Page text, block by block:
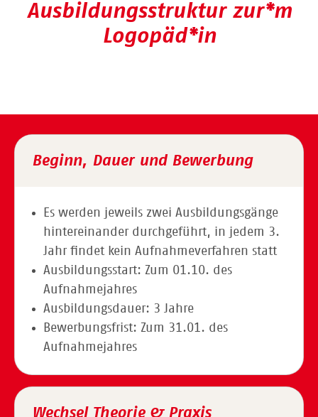
Ausbildungsstruktur zur*m
Logopäd*in
Beginn, Dauer und Bewerbung
Es werden jeweils zwei Ausbildungsgänge
hintereinander durchgeführt, in jedem 3.
Jahr findet kein Aufnahmeverfahren statt
Ausbildungsstart: Zum 01.10. des
Aufnahmejahres
Ausbildungsdauer: 3 Jahre
Bewerbungsfrist: Zum 31.01. des
Aufnahmejahres
Wechsel Theorie & Praxis